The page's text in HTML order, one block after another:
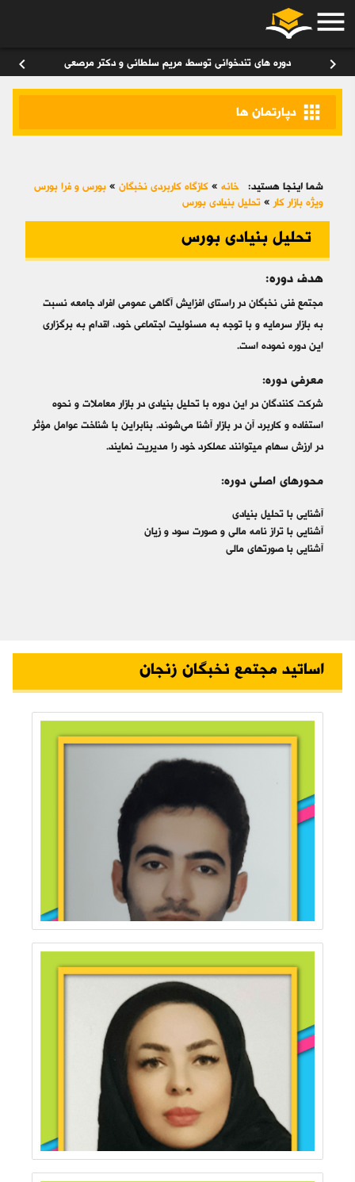
menu
chevron_right دوره های تندخوانی توسط مریم سلطانی و دکتر مرصعی chevron_left
apps دپارتمان ها
شما اینجا هستید: خانه » کازگاه کاربردی نخبگان » بورس و فرا بورس
ویژه بازار کار » تحلیل بنیادی بورس
تحلیل بنیادی بورس
هدف دوره:
مجتمع فنی نخبگان در راستای افزایش آگاهی عمومی افراد جامعه نسبت
به بازار سرمایه و با توجه به مسئولیت اجتماعی خود، اقدام به برگزاری
این دوره‌ نموده است.
معرفی دوره:
شرکت کنندگان در این دوره با تحلیل بنیادی در بازار معاملات و نحوه
استفاده و کاربرد آن در بازار آشنا می‌شوند. بنابراین با شناخت عوامل مؤثر
در ارزش سهام میتوانند عملکرد خود را مدیریت نمایند.
محورهای اصلی دوره:
آشنایی با تحلیل بنیادی
آشنایی با تراز نامه مالی و صورت سود و زیان
آشنایی با صورتهای مالی
اساتید مجتمع نخبگان زنجان